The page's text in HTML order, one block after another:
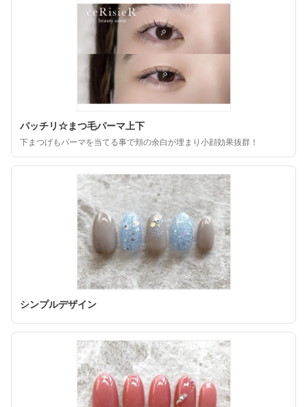
パッチリ☆まつ毛パーマ上下
下まつげもパーマを当てる事で頬の余白が埋まり小顔効果抜群！
シンプルデザイン